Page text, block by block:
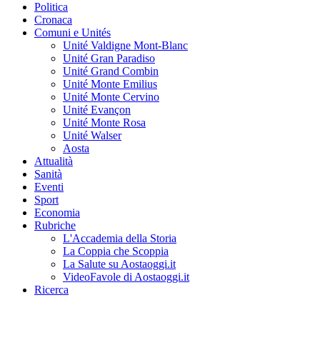
Politica
Cronaca
Comuni e Unités
Unité Valdigne Mont-Blanc
Unité Gran Paradiso
Unité Grand Combin
Unité Monte Emilius
Unité Monte Cervino
Unité Evançon
Unité Monte Rosa
Unité Walser
Aosta
Attualità
Sanità
Eventi
Sport
Economia
Rubriche
L'Accademia della Storia
La Coppia che Scoppia
La Salute su Aostaoggi.it
VideoFavole di Aostaoggi.it
Ricerca